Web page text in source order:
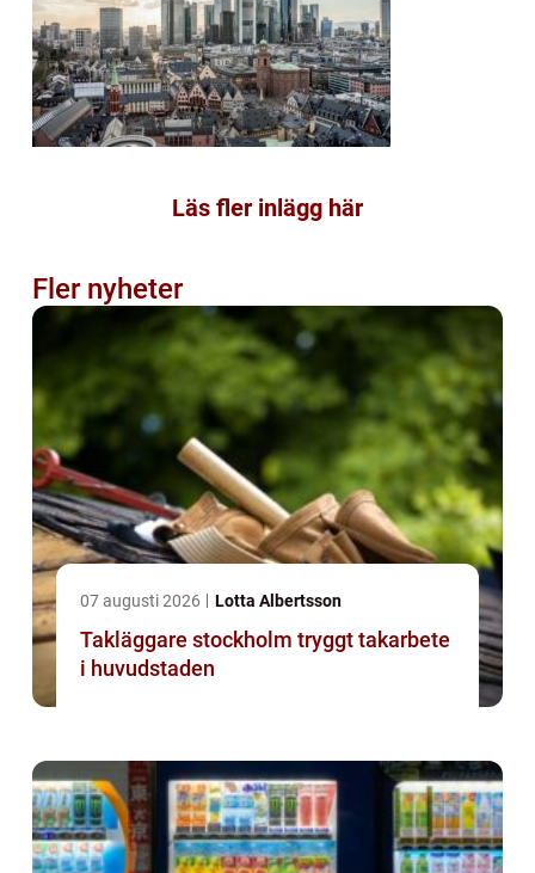
Läs fler inlägg här
Fler nyheter
07 augusti 2026 Lotta Albertsson
Takläggare stockholm tryggt takarbete
i huvudstaden